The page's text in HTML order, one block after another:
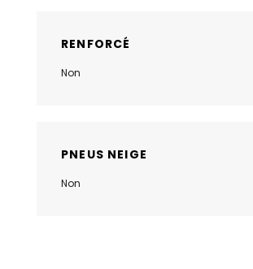
RENFORCÉ
Non
PNEUS NEIGE
Non